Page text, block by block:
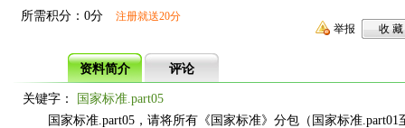
所需积分：0分
注册就送20分
举报
资料简介 评论
关键字：
国家标准.part05
国家标准.part05，请将所有《国家标准》分包（国家标准